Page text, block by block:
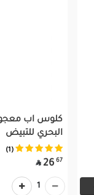
كلوس اب
البحري للتبيض
(1)
67
26

1